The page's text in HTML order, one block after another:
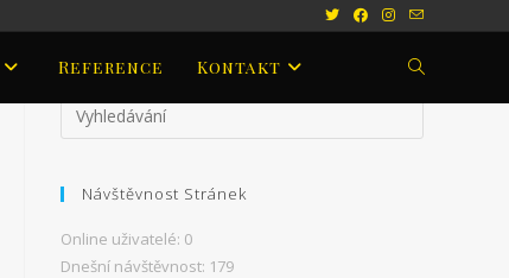
Reference Kontakt Toggle
website
Návštěvnost Stránek
Online uživatelé: 0
Dnešní návštěvnost: 179